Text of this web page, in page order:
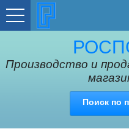
Производство и
Поиск по